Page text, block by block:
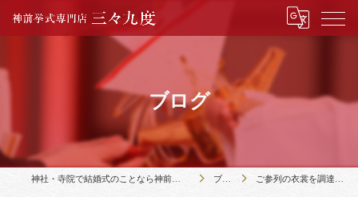
ブログ
神社・寺院で結婚式のことなら神前挙式専門店三々九度 ブログ ご参列の衣裳を調達いたしました